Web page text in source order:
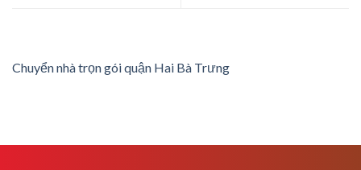
Chuyển nhà trọn gói quận Hai Bà Trưng